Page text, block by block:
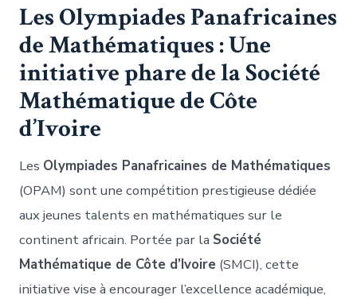
Les Olympiades Panafricaines
de Mathématiques : Une
initiative phare de la Société
Mathématique de Côte
d’Ivoire
Les Olympiades Panafricaines de Mathématiques
(OPAM) sont une compétition prestigieuse dédiée
aux jeunes talents en mathématiques sur le
continent africain. Portée par la Société
Mathématique de Côte d’Ivoire (SMCI), cette
initiative vise à encourager l’excellence académique,